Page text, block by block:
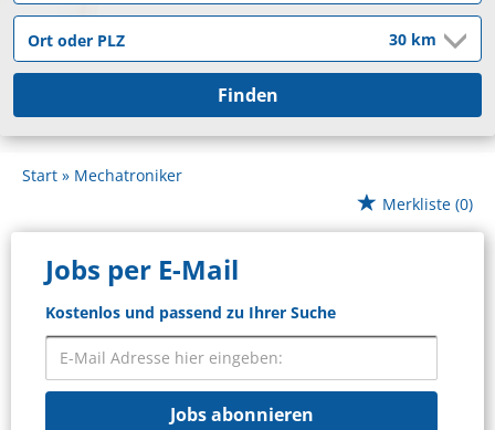
Finden
Start
Mechatroniker
Merkliste (0)
Jobs per E-Mail
Kostenlos und passend zu Ihrer Suche
Jobs abonnieren